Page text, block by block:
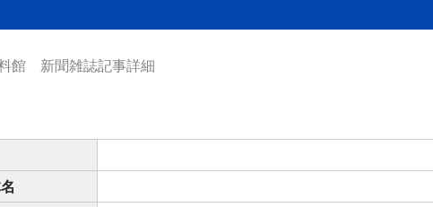
館 新聞雑誌記事詳細